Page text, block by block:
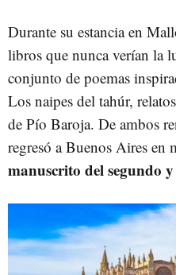
Durante su estancia en
libros que nunca verían la
conjunto de poemas
Los naipes del tahúr,
de Pío Baroja. De ambos
regresó a Buenos Aires en
manuscrito del segundo